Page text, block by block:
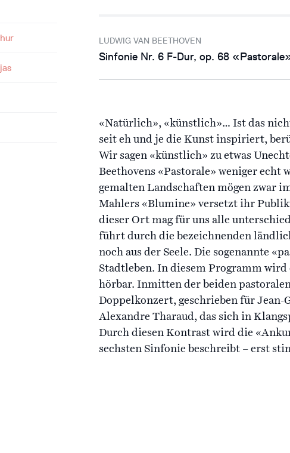
LUDWIG VAN BEETHOVEN
Sinfonie Nr. 6 F-Dur, op. 68
«Natürlich», «künstlich»… Ist das
seit eh und je die Kunst inspiriert,
Wir sagen «künstlich» zu etwas
Beethovens «Pastorale» weniger
gemalten Landschaften mögen zwar
Mahlers «Blumine» versetzt ihr
dieser Ort mag für uns alle
führt durch die bezeichnenden
noch aus der Seele. Die sogenannte
Stadtleben. In diesem Programm wird
hörbar. Inmitten der beiden
Doppelkonzert, geschrieben für Jean-
Alexandre Tharaud, das sich in
Durch diesen Kontrast wird die
sechsten Sinfonie beschreibt – erst